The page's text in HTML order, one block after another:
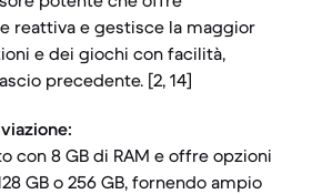
reattiva e gestisce la maggior
e dei giochi con facilità,
precedente. [2, 14]
con 8 GB di RAM e offre opzioni
GB o 256 GB, fornendo ampio